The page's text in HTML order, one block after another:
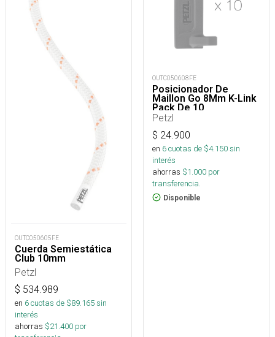
OUTC050605FE
Cuerda Semiestática
Club 10mm
Petzl
$ 534.989
en 6cuotas de $89.165sin
interés
ahorras $21.400 por
OUTC050608FE
Posicionador De
Maillon Go 8Mm K-Link
Pack De 10
Petzl
$ 24.900
en 6cuotas de $4.150sin
interés
ahorras $1.000 por
transferencia.
Disponible